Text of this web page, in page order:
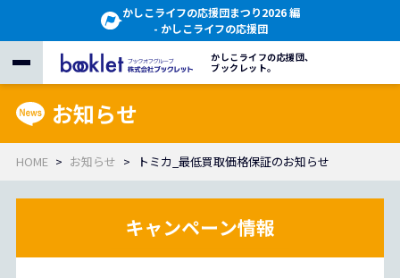
かしこライフの応援団まつり2026 編
- かしこライフの応援団
かしこライフの応援団、
ブックレット。
お知らせ
HOME お知らせ トミカ_最低買取価格保証のお知らせ